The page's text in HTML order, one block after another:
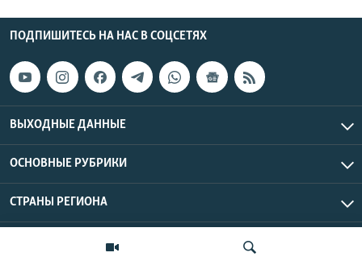
ПОДПИШИТЕСЬ НА НАС В СОЦСЕТЯХ
ВЫХОДНЫЕ ДАННЫЕ
ОСНОВНЫЕ РУБРИКИ
СТРАНЫ РЕГИОНА
Азаттык Азия © 2026 RFE/RL, Inc. | Все права защищены.